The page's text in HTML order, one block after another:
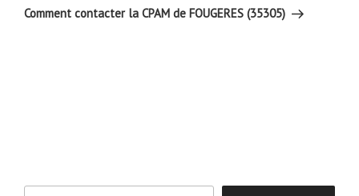
suivant
Comment contacter la CPAM de FOUGERES (35305)